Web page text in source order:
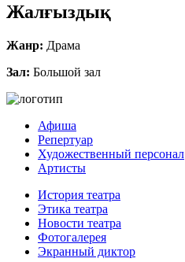
Жалғыздық
Жанр: Драма
Зал: Большой зал
Афиша
Репертуар
Художественный персонал
Артисты
История театра
Этика театра
Новости театра
Фотогалерея
Экранный диктор